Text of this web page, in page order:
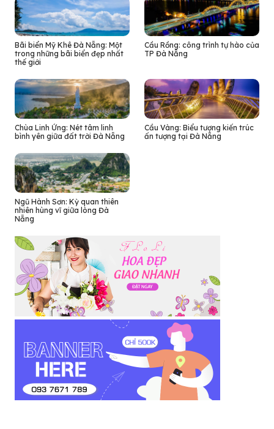
Bãi biển Mỹ Khê Đà Nẵng: Một
trong những bãi biển đẹp nhất
thế giới
Cầu Rồng: công trình tự hào của
TP Đà Nẵng
Chùa Linh Ứng: Nét tâm linh
bình yên giữa đất trời Đà Nẵng
Cầu Vàng: Biểu tượng kiến trúc
ấn tượng tại Đà Nẵng
Ngũ Hành Sơn: Kỳ quan thiên
nhiên hùng vĩ giữa lòng Đà
Nẵng